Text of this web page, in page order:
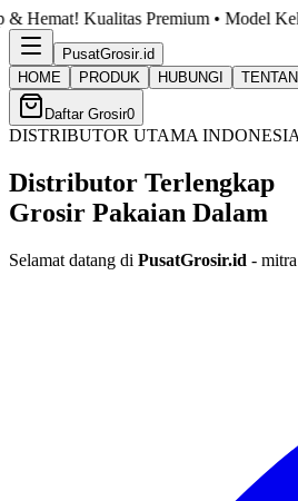
• Model Kekinian • Semua Ukuran
PusatGrosir.id
HOME
PRODUK HUBUNGI
Daftar Grosir0
DISTRIBUTOR UTAMA INDONESIA
Distributor Terlengkap
Grosir Pakaian Dalam
Selamat datang di PusatGrosir.id -